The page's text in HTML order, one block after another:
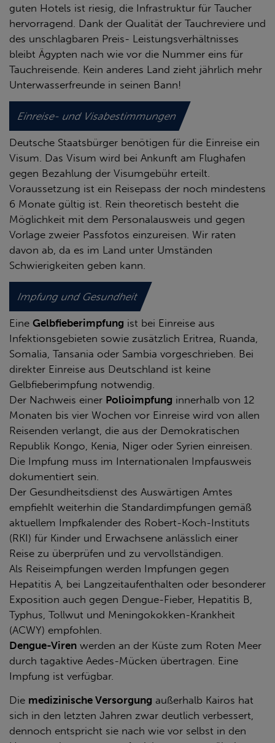
guten Hotels ist riesig, die Infrastruktur für Taucher
hervorragend. Dank der Qualität der Tauchreviere und
des unschlagbaren Preis- Leistungsverhältnisses
bleibt Ägypten nach wie vor die Nummer eins für
Tauchreisende. Kein anderes Land zieht jährlich mehr
Unterwasserfreunde in seinen Bann!
Einreise- und Visabestimmungen
Deutsche Staatsbürger benötigen für die Einreise ein
Visum. Das Visum wird bei Ankunft am Flughafen
gegen Bezahlung der Visumgebühr erteilt.
Voraussetzung ist ein Reisepass der noch mindestens
6 Monate gültig ist. Rein theoretisch besteht die
Möglichkeit mit dem Personalausweis und gegen
Vorlage zweier Passfotos einzureisen. Wir raten
davon ab, da es im Land unter Umständen
Schwierigkeiten geben kann.
Impfung und Gesundheit
Eine Gelbfieberimpfung ist bei Einreise aus
Infektionsgebieten sowie zusätzlich Eritrea, Ruanda,
Somalia, Tansania oder Sambia vorgeschrieben. Bei
direkter Einreise aus Deutschland ist keine
Gelbfieberimpfung notwendig.
Der Nachweis einer Polioimpfung innerhalb von 12
Monaten bis vier Wochen vor Einreise wird von allen
Reisenden verlangt, die aus der Demokratischen
Republik Kongo, Kenia, Niger oder Syrien einreisen.
Die Impfung muss im Internationalen Impfausweis
dokumentiert sein.
Der Gesundheitsdienst des Auswärtigen Amtes
empfiehlt weiterhin die Standardimpfungen gemäß
aktuellem Impfkalender des Robert-Koch-Instituts
(RKI) für Kinder und Erwachsene anlässlich einer
Reise zu überprüfen und zu vervollständigen.
Als Reiseimpfungen werden Impfungen gegen
Hepatitis A, bei Langzeitaufenthalten oder besonderer
Exposition auch gegen Dengue-Fieber, Hepatitis B,
Typhus, Tollwut und Meningokokken-Krankheit
(ACWY) empfohlen.
Dengue-Viren werden an der Küste zum Roten Meer
durch tagaktive Aedes-Mücken übertragen. Eine
Impfung ist verfügbar.
Die medizinische Versorgung außerhalb Kairos hat
sich in den letzten Jahren zwar deutlich verbessert,
dennoch entspricht sie nach wie vor selbst in den